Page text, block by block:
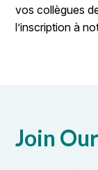
vos collègues
l’inscription à
Join